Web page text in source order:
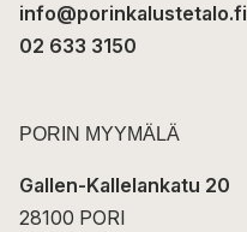
info@porinkalustetalo.fi
02 633 3150
PORIN MYYMÄLÄ
Gallen-Kallelankatu 20
28100 PORI